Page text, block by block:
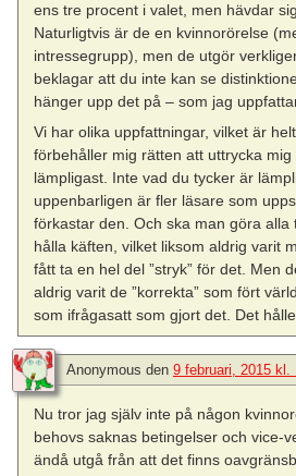
ens tre procent i valet, men hävdar
Naturligtvis är de en kvinnorörelse
intressegrupp), men de utgör
beklagar att du inte kan se
hänger upp det på – som jag
Vi har olika uppfattningar, vilket är
förbehåller mig rätten att uttrycka
lämpligast. Inte vad du tycker är
uppenbarligen är fler läsare som
förkastar den. Och ska man göra alla
hålla käften, vilket liksom aldrig varit
fått ta en hel del ”stryk” för det. Men
aldrig varit de ”korrekta” som fört
som ifrågasatt som gjort det. Det
Anonymous den 9 februari, 2015 kl.
Nu tror jag själv inte på någon
behovs saknas betingelser och vice-
ändå utgå från att det finns